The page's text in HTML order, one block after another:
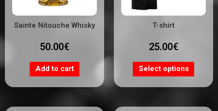
Sainte Nitouche Whisky
50.00€
Add to cart
T-shirt
25.00€
Select options